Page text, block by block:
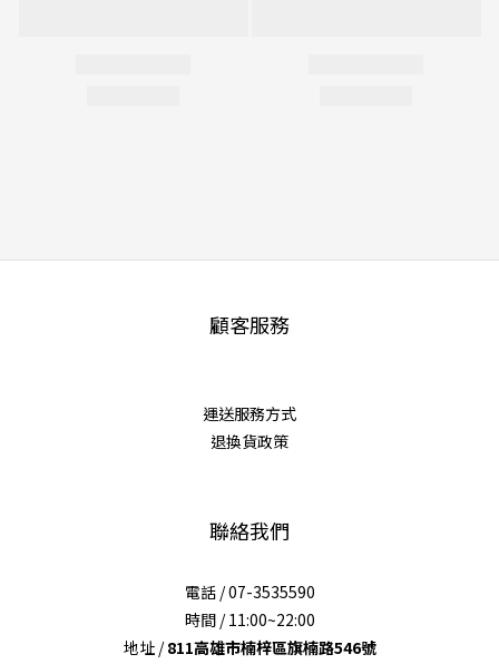
顧客服務
運送服務方式
退換貨政策
聯絡我們
電話 / 07-3535590
時間 / 11:00~22:00
地址 /811高雄市楠梓區旗楠路546號